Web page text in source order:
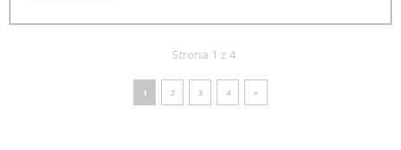
Strona 1 z 4
1 2 3 4 »